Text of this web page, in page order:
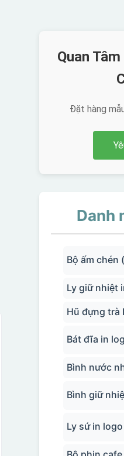
Quan
Đặt hàng
Danh
Ly giữ nhiệt
Hũ đựng trà
Bát đĩa in
Bình nước
Bình giữ
Ly sứ in logo